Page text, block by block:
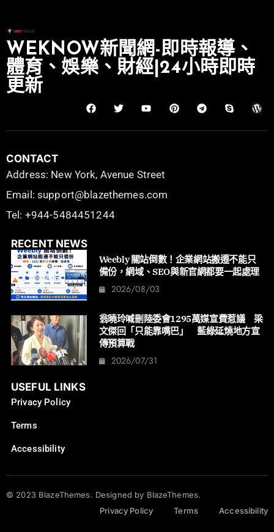
WEKNOW新聞網-即時報導、
體育、娛樂、財經|24小時即時
更新
CONTACT
Address: New York, Avenue Street
Email: support@blazethemes.com
Tel: +944-5484451244
RECENT NEWS
Weebly 關站倒數！企業網站搬遷不能只
備份，網域、SEO與新官網都要一起處理
2026/08/03
翁曉玲喊刪陸委會1295萬媒宣費惹議 梁
文傑回「只能靠嘴巴」 藍綠延燒地方宣
傳預算戰
2026/07/31
USEFUL LINKS
Privacy Policy
Terms
Accessibility
© 2023 BlazeThemes. Designed by BlazeThemes.
Privacy Policy
Terms Accessibility